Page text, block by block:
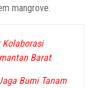
mangrove.
Kolaborasi
Barat
Bumi Tanam